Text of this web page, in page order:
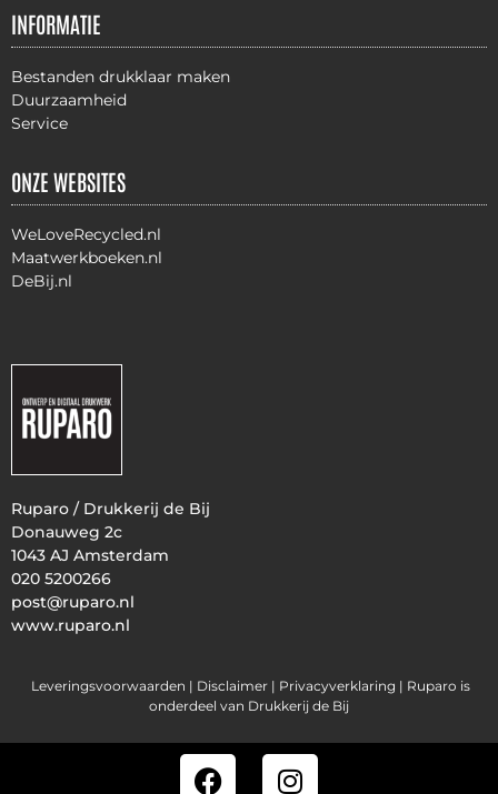
INFORMATIE
Bestanden drukklaar maken
Duurzaamheid
Service
ONZE WEBSITES
WeLoveRecycled.nl
Maatwerkboeken.nl
DeBij.nl
Ruparo / Drukkerij de Bij
Donauweg 2c
1043 AJ Amsterdam
020 5200266
post@ruparo.nl
www.ruparo.nl
Leveringsvoorwaarden | Disclaimer | Privacyverklaring | Ruparo is
onderdeel van Drukkerij de Bij